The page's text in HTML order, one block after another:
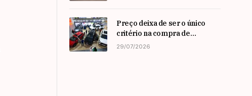
Preço deixa de ser o único
critério na compra de
automóveis em angola
29/07/2026